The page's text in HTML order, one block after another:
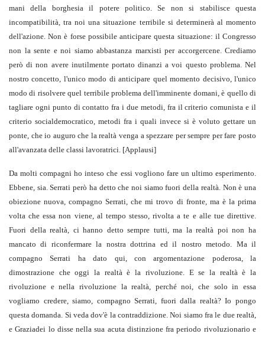
mani della borghesia il potere politico. Se non si stabilisce questa
incompatibilità, tra noi una situazione terribile si determinerà al momento
dell'azione. Non è forse possibile anticipare questa situazione: il Congresso
non la sente e noi siamo abbastanza marxisti per accorgercene. Crediamo
però di non avere inutilmente portato dinanzi a voi questo problema. Nel
nostro concetto, l'unico modo di anticipare quel momento decisivo, l'unico
modo di risolvere quel terribile problema dell'imminente domani, è quello di
tagliare ogni punto di contatto fra i due metodi, fra il criterio comunista e il
criterio socialdemocratico, metodi fra i quali invece si è voluto gettare un
ponte, che io auguro che la realtà venga a spezzare per sempre per fare posto
all'avanzata delle classi lavoratrici. [Applausi]
Da molti compagni ho inteso che essi vogliono fare un ultimo esperimento.
Ebbene, sia. Serrati però ha detto che noi siamo fuori della realtà. Non è una
obiezione nuova, compagno Serrati, che mi trovo di fronte, ma è la prima
volta che essa non viene, al tempo stesso, rivolta a te e alle tue direttive.
Fuori della realtà, ci hanno detto sempre tutti, ma la realtà poi non ha
mancato di riconfermare la nostra dottrina ed il nostro metodo. Ma il
compagno Serrati ha dato qui, con argomentazione poderosa, la
dimostrazione che oggi la realtà è la rivoluzione. E se la realtà è la
rivoluzione e nella rivoluzione la realtà, perché noi, che solo in essa
vogliamo credere, siamo, compagno Serrati, fuori dalla realtà? Io pongo
questa domanda. Si veda dov'è la contraddizione. Noi siamo fra le due realtà,
e Graziadei lo disse nella sua acuta distinzione fra periodo rivoluzionario e